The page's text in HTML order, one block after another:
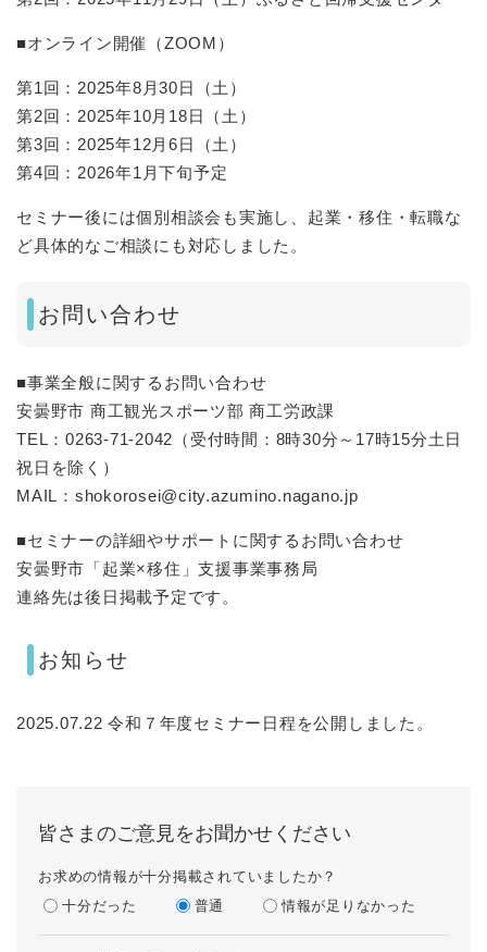
■オンライン開催（ZOOM）
第1回：2025年8月30日（土）
第2回：2025年10月18日（土）
第3回：2025年12月6日（土）
第4回：2026年1月下旬予定
セミナー後には個別相談会も実施し、起業・移住・転職な
ど具体的なご相談にも対応しました。
お問い合わせ
■事業全般に関するお問い合わせ
安曇野市 商工観光スポーツ部 商工労政課
TEL：0263-71-2042（受付時間：8時30分～17時15分土日
祝日を除く）
MAIL：shokorosei@city.azumino.nagano.jp
■セミナーの詳細やサポートに関するお問い合わせ
安曇野市「起業×移住」支援事業事務局
連絡先は後日掲載予定です。
お知らせ
2025.07.22 令和７年度セミナー日程を公開しました。
皆さまのご意見をお聞かせください
お求めの情報が十分掲載されていましたか？
十分だった
普通 情報が足りなかった